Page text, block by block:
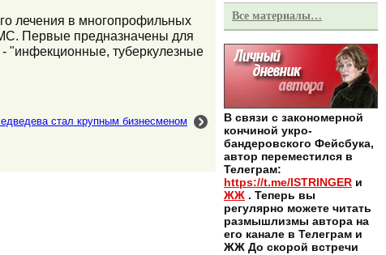
лечения в многопрофильных
Первые предназначены для
"инфекционные, туберкулезные
стал крупным бизнесменом
Все материалы…
В связи с закономерной
кончиной укро-
бандеровского Фейсбука,
автор переместился в
Телеграм:
https://t.me/ISTRINGER и
ЖЖ . Теперь вы
регулярно можете читать
размышлизмы автора на
его канале в Телеграм и
ЖЖ До скорой встречи